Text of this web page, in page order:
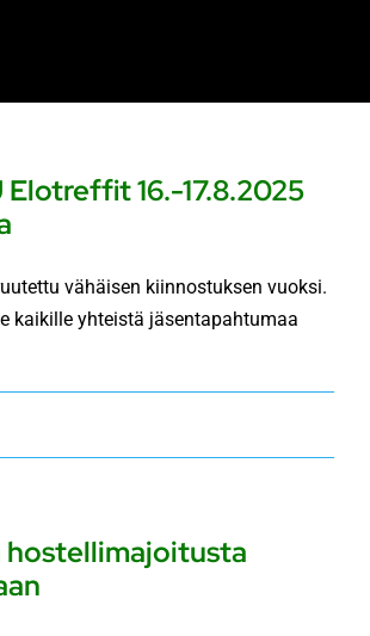
Elotreffit 16.-17.8.2025
vähäisen kiinnostuksen vuoksi.
kaikille yhteistä jäsentapahtumaa
hostellimajoitusta